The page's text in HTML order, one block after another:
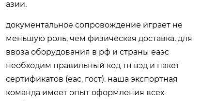
азии.
документальное сопровождение играет не
меньшую роль, чем физическая доставка. для
ввоза оборудования в рф и страны еаэс
необходим правильный код тн вэд и пакет
сертификатов (eac, гост). наша экспортная
команда имеет опыт оформления всех